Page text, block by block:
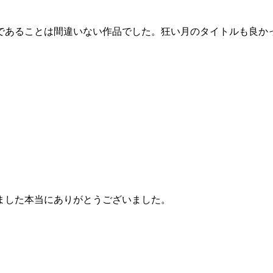
ることは間違いない作品でした。狂い月のタイトルも良か
た本当にありがとうございました。